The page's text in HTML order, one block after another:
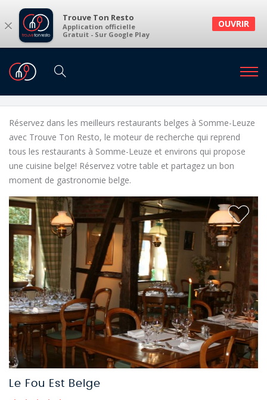
× Trouve Ton Resto
Application officielle
Gratuit - Sur Google Play
OUVRIR
Restaurants
Restaurants belges à Somme-Leuze et
Réservez dans les meilleurs restaurants belges à Somme-Leuze
avec Trouve Ton Resto, le moteur de recherche qui reprend
tous les restaurants à Somme-Leuze et environs qui propose
une cuisine belge! Réservez votre table et partagez un bon
moment de gastronomie belge.
Le Fou Est Belge